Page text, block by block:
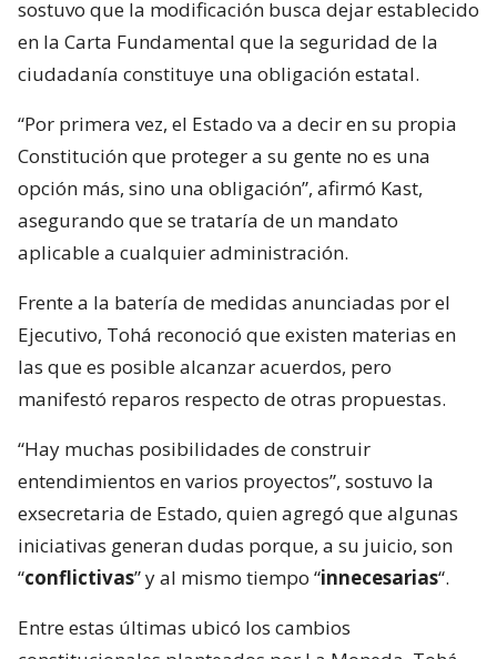
sostuvo que la modificación busca dejar establecido
en la Carta Fundamental que la seguridad de la
ciudadanía constituye una obligación estatal.
“Por primera vez, el Estado va a decir en su propia
Constitución que proteger a su gente no es una
opción más, sino una obligación”, afirmó Kast,
asegurando que se trataría de un mandato
aplicable a cualquier administración.
Frente a la batería de medidas anunciadas por el
Ejecutivo, Tohá reconoció que existen materias en
las que es posible alcanzar acuerdos, pero
manifestó reparos respecto de otras propuestas.
“Hay muchas posibilidades de construir
entendimientos en varios proyectos”, sostuvo la
exsecretaria de Estado, quien agregó que algunas
iniciativas generan dudas porque, a su juicio, son
“conflictivas” y al mismo tiempo “innecesarias“.
Entre estas últimas ubicó los cambios